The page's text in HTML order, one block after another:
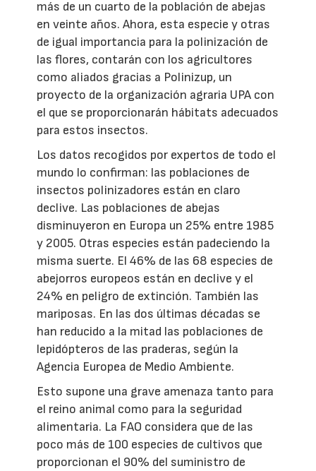
más de un cuarto de la población de abejas
en veinte años. Ahora, esta especie y otras
de igual importancia para la polinización de
las flores, contarán con los agricultores
como aliados gracias a Polinizup, un
proyecto de la organización agraria UPA con
el que se proporcionarán hábitats adecuados
para estos insectos.
Los datos recogidos por expertos de todo el
mundo lo confirman: las poblaciones de
insectos polinizadores están en claro
declive. Las poblaciones de abejas
disminuyeron en Europa un 25% entre 1985
y 2005. Otras especies están padeciendo la
misma suerte. El 46% de las 68 especies de
abejorros europeos están en declive y el
24% en peligro de extinción. También las
mariposas. En las dos últimas décadas se
han reducido a la mitad las poblaciones de
lepidópteros de las praderas, según la
Agencia Europea de Medio Ambiente.
Esto supone una grave amenaza tanto para
el reino animal como para la seguridad
alimentaria. La FAO considera que de las
poco más de 100 especies de cultivos que
proporcionan el 90% del suministro de